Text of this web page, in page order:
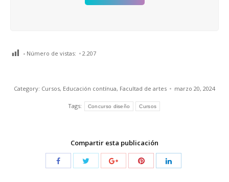
Número de vistas: 2.207
Category: Cursos, Educación contínua, Facultad de artes marzo 20, 2024
Tags: Concurso diseño Cursos
Compartir esta publicación